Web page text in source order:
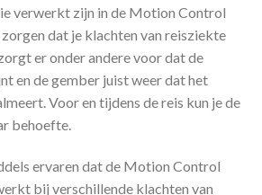
verwerkt zijn in de Motion Control
dat je klachten van reisziekte
er onder andere voor dat de
en de gember juist weer dat het
Voor en tijdens de reis kun je de
behoefte.
ervaren dat de Motion Control
bij verschillende klachten van